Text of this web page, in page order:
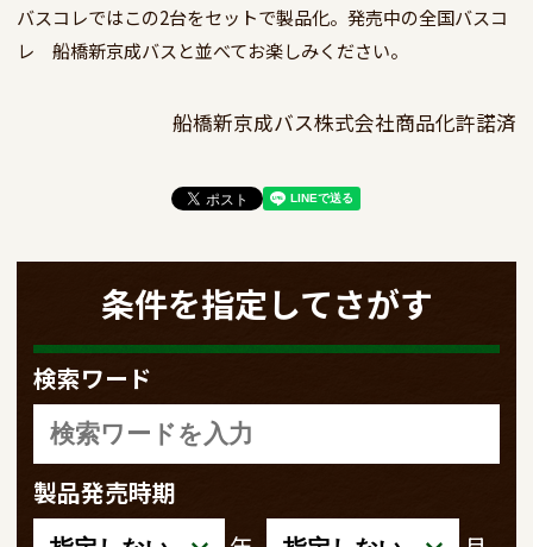
バスコレではこの2台をセットで製品化。発売中の全国バスコ
船橋新京成バス株式会社商品化許諾済
条件を指定してさがす
検索ワード
製品発売時期